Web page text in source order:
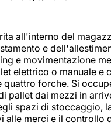
all'interno del
e
e movimentazione
elettrico o manuale e
quattro forche. Si
pallet dai mezzi in
spazi di stoccaggio,
alle merci e il controllo